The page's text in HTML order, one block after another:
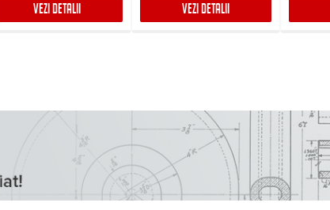
VEZI DETALII VEZI DETALII